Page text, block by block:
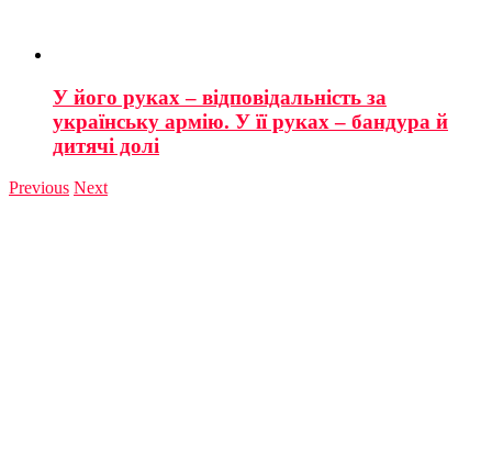
У його руках – відповідальність за
українську армію. У її руках – бандура й
дитячі долі
Previous Next